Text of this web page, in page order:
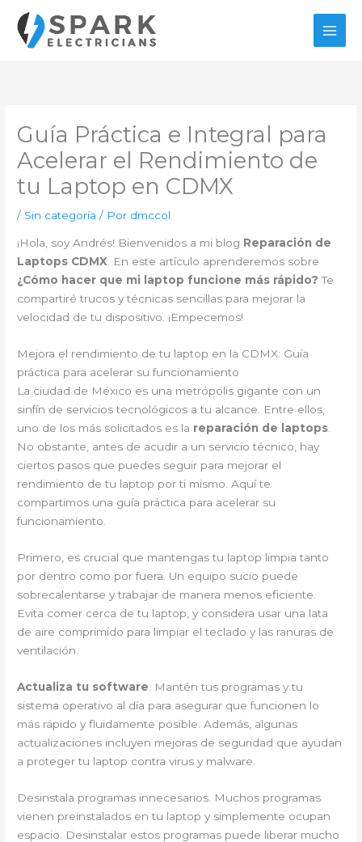
contenido
Guía Práctica e Integral para
Acelerar el Rendimiento de
tu Laptop en CDMX
/ Sin categoría / Por dmccol
¡Hola, soy Andrés! Bienvenidos a mi blog Reparación de
Laptops CDMX. En este artículo aprenderemos sobre
¿Cómo hacer que mi laptop funcione más rápido? Te
compartiré trucos y técnicas sencillas para mejorar la
velocidad de tu dispositivo. ¡Empecemos!
Mejora el rendimiento de tu laptop en la CDMX: Guía
práctica para acelerar su funcionamiento
La ciudad de México es una metrópolis gigante con un
sinfín de servicios tecnológicos a tu alcance. Entre ellos,
uno de los más solicitados es la reparación de laptops
No obstante, antes de acudir a un servicio técnico, hay
ciertos pasos que puedes seguir para mejorar el
rendimiento de tu laptop por ti mismo. Aquí te
compartimos una guía práctica para acelerar su
funcionamiento.
Primero, es crucial que mantengas tu laptop limpia tanto
por dentro como por fuera. Un equipo sucio puede
sobrecalentarse y trabajar de manera menos eficiente.
Evita comer cerca de tu laptop, y considera usar una lata
de aire comprimido para limpiar el teclado y las ranuras de
ventilación.
Actualiza tu software . Mantén tus programas y tu
sistema operativo al día para asegurar que funcionen lo
más rápido y fluidamente posible. Además, algunas
actualizaciones incluyen mejoras de seguridad que ayudan
a proteger tu laptop contra virus y malware.
Desinstala programas innecesarios. Muchos programas
vienen preinstalados en tu laptop y simplemente ocupan
espacio. Desinstalar estos programas puede liberar mucho